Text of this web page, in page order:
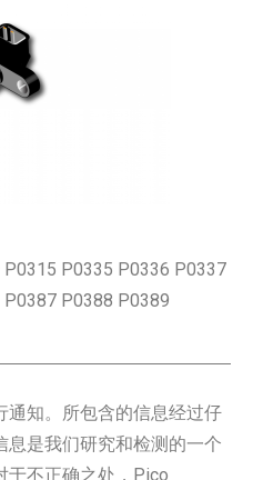
P0335 P0336 P0337
P0388 P0389
通知。所包含的信息经过仔
是我们研究和检测的一个
于不正确之处，Pico